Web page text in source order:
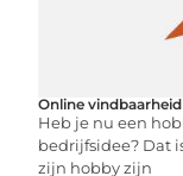
Online
Heb je nu een
bedrijfsidee? Dat
zijn hobby zijn